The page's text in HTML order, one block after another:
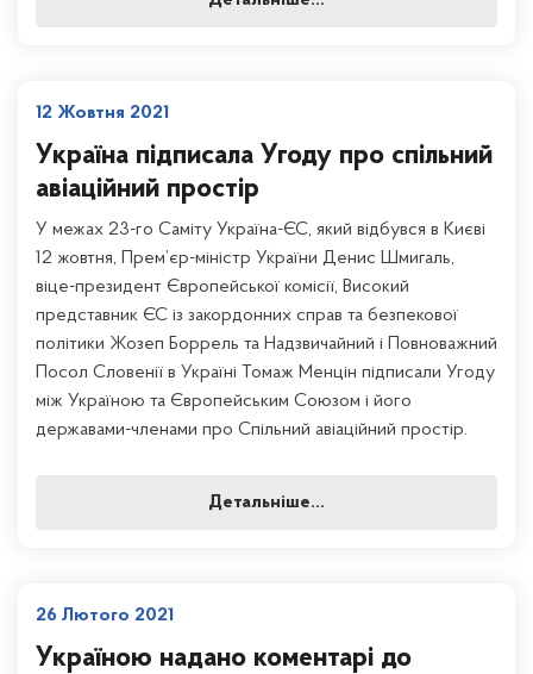
12 Жовтня 2021
Україна підписала Угоду про спільний
авіаційний простір
У межах 23-го Саміту Україна-ЄС, який відбувся в Києві
12 жовтня, Прем’єр-міністр України Денис Шмигаль,
віце-президент Європейської комісії, Високий
представник ЄС із закордонних справ та безпекової
політики Жозеп Боррель та Надзвичайний і Повноважний
Посол Словенії в Україні Томаж Менцін підписали Угоду
між Україною та Європейським Союзом і його
державами-членами про Спільний авіаційний простір.
Детальніше...
26 Лютого 2021
Україною надано коментарі до